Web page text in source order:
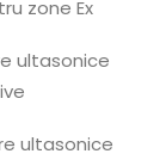
zone Ex
ultasonice
ultasonice